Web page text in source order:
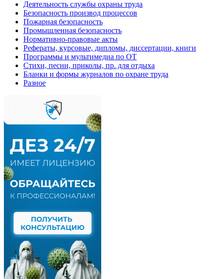
Деятельность службы охраны труда
Безопасность производ процессов
Пожарная безопасность
Промышленная безопасность
Нормативно-правовые акты
Рефераты, курсовые, дипломы, диссертации, книги
Программы и мультимедиа по ОТ
Стихи, песни, приколы, пр. для отдыха
Бланки и формы журналов по охране труда
Разное